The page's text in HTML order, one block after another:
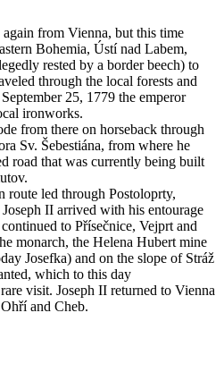
from Vienna, but this time
Bohemia, Ústí nad Labem,
rested by a border beech) to
through the local forests and
25, 1779 the emperor
ironworks.
from there on horseback through
Sv. Šebestiána, from where he
road that was currently being built
route led through Postoloprty,
II arrived with his entourage
to Přísečnice, Vejprt and
monarch, the Helena Hubert mine
Josefka) and on the slope of Stráž
which to this day
visit. Joseph II returned to Vienna
and Cheb.